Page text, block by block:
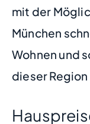
mit der
München
Wohnen und
dieser